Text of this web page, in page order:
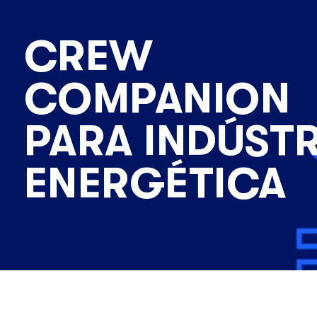
CREW
COMPANION
PARA
ENERGÉTICA